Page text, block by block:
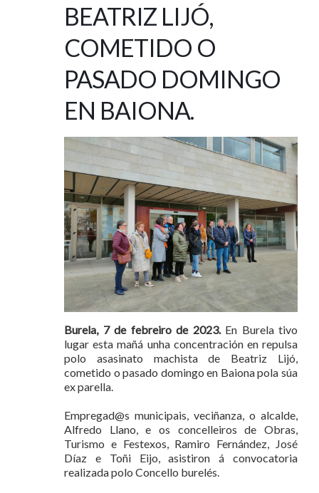
BEATRIZ LIJÓ,
COMETIDO O
PASADO DOMINGO
EN BAIONA.
Burela, 7 de febreiro de 2023. En Burela tivo
lugar esta mañá unha concentración en repulsa
polo asasinato machista de Beatriz Lijó,
cometido o pasado domingo en Baiona pola súa
ex parella.
Empregad@s municipais, veciñanza, o alcalde,
Alfredo Llano, e os concelleiros de Obras,
Turismo e Festexos, Ramiro Fernández, José
Díaz e Toñi Eijo, asistiron á convocatoria
realizada polo Concello burelés.